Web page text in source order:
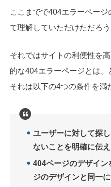
ここまでで404エラーペー
て理解していただけただろう
それではサイトの利便性を
的な404エラーページとは、
それは以下の4つの条件を満
ユーザーに対して探
ないことを明確に伝
404ページのデザイ
ジのデザインと同一